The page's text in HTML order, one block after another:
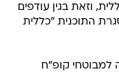
וזאת בגין עודפים
התוכנית "כללית
למבוטחי קופ"ח